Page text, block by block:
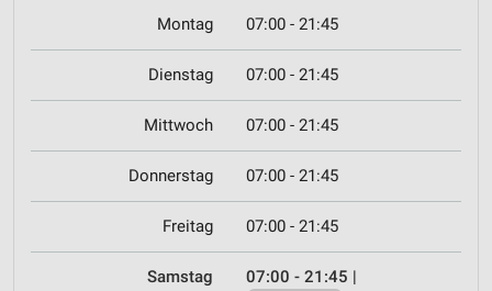
Montag 07:00 - 21:45
Dienstag 07:00 - 21:45
Mittwoch 07:00 - 21:45
Donnerstag 07:00 - 21:45
Freitag 07:00 - 21:45
Samstag 07:00 - 21:45 |